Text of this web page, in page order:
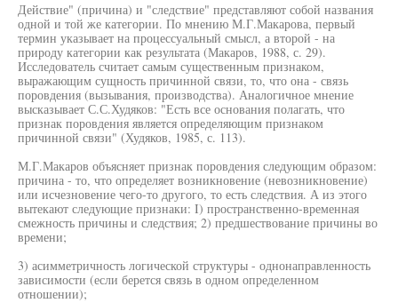
Действие" (причина) и "следствие" представляют собой названия
одной и той же категории. По мнению М.Г.Макарова, первый
термин указывает на процессуальный смысл, а второй - на
природу категории как результата (Макаров, 1988, с. 29).
Исследователь считает самым существенным признаком,
выражающим сущность причинной связи, то, что она - связь
поровдения (вызывания, производства). Аналогичное мнение
высказывает С.С.Худяков: "Есть все основания полагать, что
признак поровдения является определяющим признаком
причинной связи" (Худяков, 1985, с. 113).
М.Г.Макаров объясняет признак поровдения следующим образом:
причина - то, что определяет возникновение (невозникновение)
или исчезновение чего-то другого, то есть следствия. А из этого
вытекают следующие признаки: I) пространственно-временная
смежность причины и следствия; 2) предшествование причины во
времени;
3) асимметричность логической структуры - однонаправленность
зависимости (если берется связь в одном определенном
отношении);